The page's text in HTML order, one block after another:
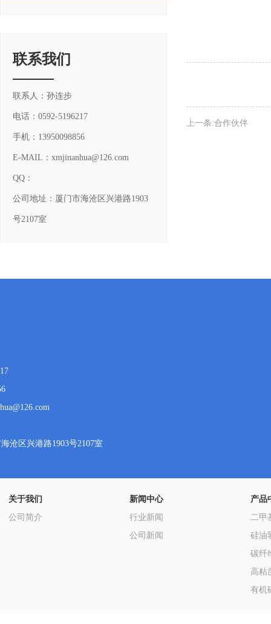
联系我们
联系人：孙连步
电话：0592-5196217
手机：13950098856
E-MAIL：xmjinanhua@126.com
QQ：
公司地址：厦门市海沧区兴港路1903
号2107室
上一条:合作伙伴
沧区兴港路1903号2107室
关于我们
公司简介
新闻中心
行业新闻
公司新闻
产品
二甲
硅油
碳纤
高粘
有机